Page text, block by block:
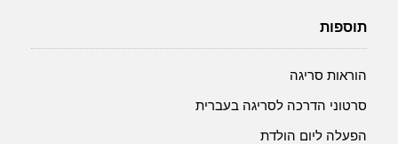
תוספות
הוראות סריגה
סרטוני הדרכה לסריגה בעברית
הפעלה ליום הולדת